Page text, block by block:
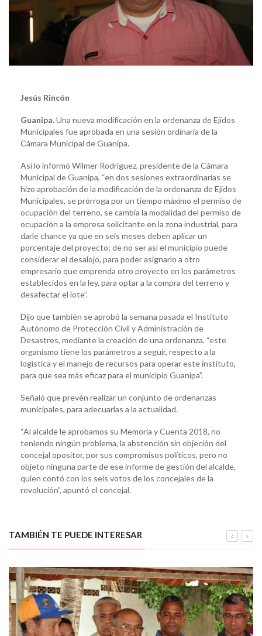
Jesús Rincón
Guanipa.Una nueva modificación en la ordenanza de Ejidos
Municipales fue aprobada en una sesión ordinaria de la
Cámara Municipal de Guanipa.
Así lo informó Wilmer Rodríguez, presidente de la Cámara
Municipal de Guanipa, “en dos sesiones extraordinarias se
hizo aprobación de la modificación de la ordenanza de Ejidos
Municipales, se prórroga por un tiempo máximo el permiso de
ocupación del terreno, se cambia la modalidad del permiso de
ocupación a la empresa solicitante en la zona industrial, para
darle chance ya que en seis meses deben aplicar un
porcentaje del proyecto; de no ser así el municipio puede
considerar el desalojo, para poder asignarlo a otro
empresario que emprenda otro proyecto en los parámetros
establecidos en la ley, para optar a la compra del terreno y
desafectar el lote”.
Dijo que también se aprobó la semana pasada el Instituto
Autónomo de Protección Civil y Administración de
Desastres, mediante la creación de una ordenanza, “este
organismo tiene los parámetros a seguir, respecto a la
logística y el manejo de recursos para operar este instituto,
para que sea más eficaz para el municipio Guanipa”.
Señaló que prevén realizar un conjunto de ordenanzas
municipales, para adecuarlas a la actualidad.
“Al alcalde le aprobamos su Memoria y Cuenta 2018, no
teniendo ningún problema, la abstención sin objeción del
concejal opositor, por sus compromisos políticos, pero no
objeto ninguna parte de ese informe de gestión del alcalde,
quien contó con los seis votos de los concejales de la
revolución”, apuntó el concejal.
TAMBIÉN TE PUEDE INTERESAR